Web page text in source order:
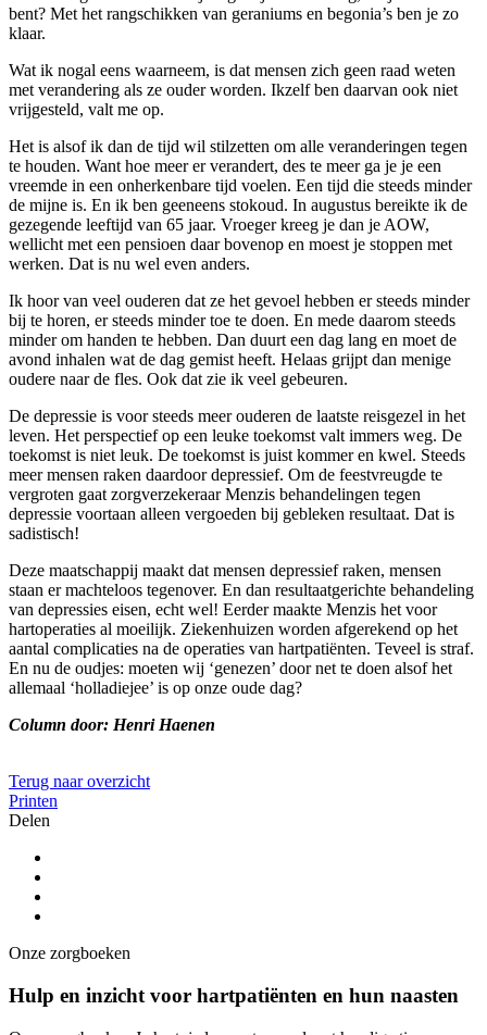
bent? Met het rangschikken van geraniums en begonia’s ben je zo
klaar.
Wat ik nogal eens waarneem, is dat mensen zich geen raad weten
met verandering als ze ouder worden. Ikzelf ben daarvan ook niet
vrijgesteld, valt me op.
Het is alsof ik dan de tijd wil stilzetten om alle veranderingen tegen
te houden. Want hoe meer er verandert, des te meer ga je je een
vreemde in een onherkenbare tijd voelen. Een tijd die steeds minder
de mijne is. En ik ben geeneens stokoud. In augustus bereikte ik de
gezegende leeftijd van 65 jaar. Vroeger kreeg je dan je AOW,
wellicht met een pensioen daar bovenop en moest je stoppen met
werken. Dat is nu wel even anders.
Ik hoor van veel ouderen dat ze het gevoel hebben er steeds minder
bij te horen, er steeds minder toe te doen. En mede daarom steeds
minder om handen te hebben. Dan duurt een dag lang en moet de
avond inhalen wat de dag gemist heeft. Helaas grijpt dan menige
oudere naar de fles. Ook dat zie ik veel gebeuren.
De depressie is voor steeds meer ouderen de laatste reisgezel in het
leven. Het perspectief op een leuke toekomst valt immers weg. De
toekomst is niet leuk. De toekomst is juist kommer en kwel. Steeds
meer mensen raken daardoor depressief. Om de feestvreugde te
vergroten gaat zorgverzekeraar Menzis behandelingen tegen
depressie voortaan alleen vergoeden bij gebleken resultaat. Dat is
sadistisch!
Deze maatschappij maakt dat mensen depressief raken, mensen
staan er machteloos tegenover. En dan resultaatgerichte behandeling
van depressies eisen, echt wel! Eerder maakte Menzis het voor
hartoperaties al moeilijk. Ziekenhuizen worden afgerekend op het
aantal complicaties na de operaties van hartpatiënten. Teveel is straf.
En nu de oudjes: moeten wij ‘genezen’ door net te doen alsof het
allemaal ‘holladiejee’ is op onze oude dag?
Column door: Henri Haenen
Terug naar overzicht
Printen
Delen
Onze zorgboeken
Hulp en inzicht voor hartpatiënten en hun naasten